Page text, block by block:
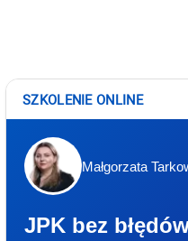
SZKOLENIE ONLINE
Małgorzata
JPK bez